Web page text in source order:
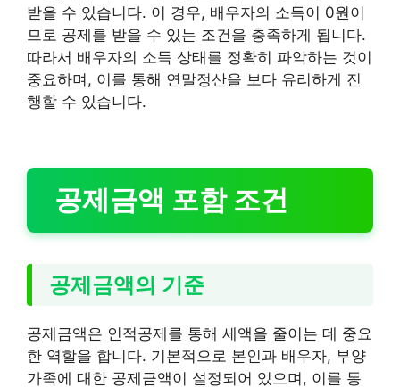
받을 수 있습니다. 이 경우, 배우자의 소득이 0원이
므로 공제를 받을 수 있는 조건을 충족하게 됩니다.
따라서 배우자의 소득 상태를 정확히 파악하는 것이
중요하며, 이를 통해 연말정산을 보다 유리하게 진
행할 수 있습니다.
공제금액 포함 조건
공제금액의 기준
공제금액은 인적공제를 통해 세액을 줄이는 데 중요
한 역할을 합니다. 기본적으로 본인과 배우자, 부양
가족에 대한 공제금액이 설정되어 있으며, 이를 통